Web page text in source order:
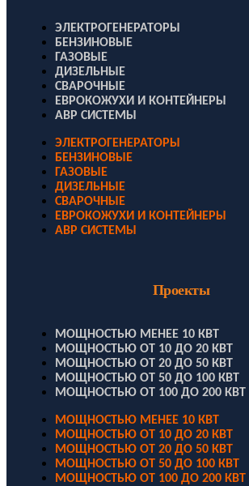
ЭЛЕКТРОГЕНЕРАТОРЫ
БЕНЗИНОВЫЕ
ГАЗОВЫЕ
ДИЗЕЛЬНЫЕ
СВАРОЧНЫЕ
ЕВРОКОЖУХИ И КОНТЕЙНЕРЫ
АВР СИСТЕМЫ
ЭЛЕКТРОГЕНЕРАТОРЫ
БЕНЗИНОВЫЕ
ГАЗОВЫЕ
ДИЗЕЛЬНЫЕ
СВАРОЧНЫЕ
ЕВРОКОЖУХИ И КОНТЕЙНЕРЫ
АВР СИСТЕМЫ
Проекты
МОЩНОСТЬЮ МЕНЕЕ 10 КВТ
МОЩНОСТЬЮ ОТ 10 ДО 20 КВТ
МОЩНОСТЬЮ ОТ 20 ДО 50 КВТ
МОЩНОСТЬЮ ОТ 50 ДО 100 КВТ
МОЩНОСТЬЮ ОТ 100 ДО 200 КВТ
МОЩНОСТЬЮ МЕНЕЕ 10 КВТ
МОЩНОСТЬЮ ОТ 10 ДО 20 КВТ
МОЩНОСТЬЮ ОТ 20 ДО 50 КВТ
МОЩНОСТЬЮ ОТ 50 ДО 100 КВТ
МОЩНОСТЬЮ ОТ 100 ДО 200 КВТ